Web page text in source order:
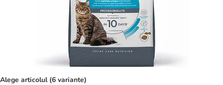
Alege articolul (6 variante)